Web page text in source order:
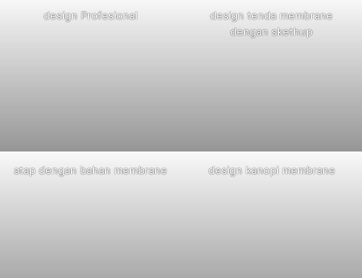
design Profesional
design tenda membrane
dengan skethup
atap dengan bahan membrane design kanopi membrane